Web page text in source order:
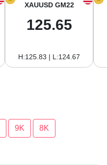
XAUUSD GM22
125.65
H:125.83 | L:124.67
9K 8K